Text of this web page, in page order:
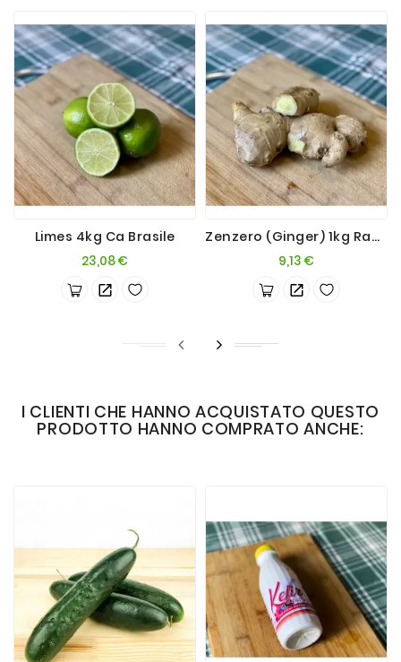
Limes 4kg Ca Brasile
23,08 €Prezzo
Zenzero (Ginger) 1kg Radici
9,13 €Prezzo
I CLIENTI CHE HANNO ACQUISTATO QUESTO
PRODOTTO HANNO COMPRATO ANCHE: